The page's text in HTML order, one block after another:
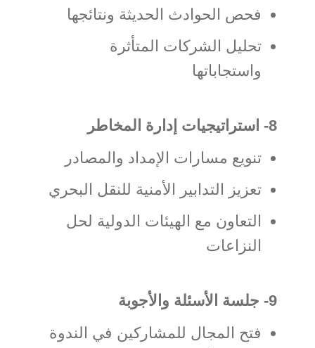
فحص الحوادث الحديثة ونتائجها
تحليل الشركات المتأثرة
واستجاباتها
8- استراتيجيات إدارة المخاطر
تنويع مسارات الإمداد والمصادر
تعزيز التدابير الأمنية للنقل البحري
التعاون مع الهيئات الدولية لحل
النزاعات
9- جلسة الأسئلة والأجوبة
فتح المجال للمشاركين في الندوة